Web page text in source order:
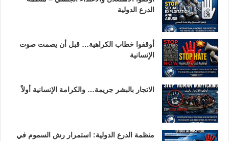
الدرع الدولية
أوقفوا خطاب الكراهية… قبل أن يصمت صوت
الإنسانية
الاتجار بالبشر جريمة… والكرامة الإنسانية أولاً
منظمة الدرع الدولية: استمرار رش السموم في